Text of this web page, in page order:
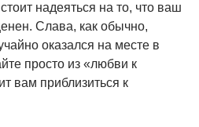
надеяться на то, что ваш
Слава, как обычно,
оказался на месте в
просто из «любви к
вам приблизиться к